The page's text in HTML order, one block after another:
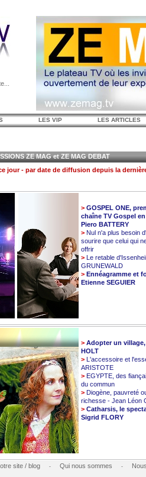
LES VIP LES ARTICLES
ZE MAG et ZE MAG DEBAT
jour - par date de diffusion depuis la
> GOSPEL ONE,
chaîne TV Gospel
Piero BATTERY
> Nul n'a plus besoin
sourire que celui qui
offrir
> Le retable
GRUNEWALD
> Ennéagramme et
Etienne SEGUIER
> Adopter un
HOLT
> L'accessoire et
ARISTOTE
> EGYPTE, des
du commun
> Diogène, pauvreté
richesse - Jean Léon
> Catharsis, le
Sigrid FLORY
site / blog - Qui nous sommes -